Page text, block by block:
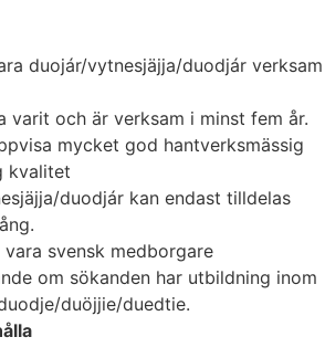
duojár/vytnesjäjja/duodjár verksam
varit och är verksam i minst fem år.
mycket god hantverksmässig
kvalitet
duodjár kan endast tilldelas
vara svensk medborgare
om sökanden har utbildning inom
duöjjie/duedtie.